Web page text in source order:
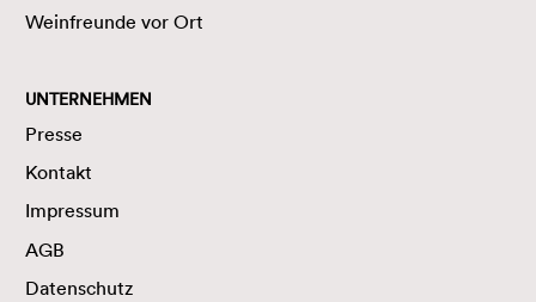
Weinfreunde vor Ort
UNTERNEHMEN
Presse
Kontakt
Impressum
AGB
Datenschutz